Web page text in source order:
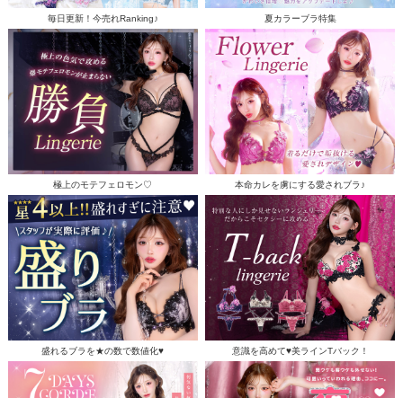
毎日更新！今売れRanking♪ 夏カラーブラ特集
極上のモテフェロモン♡ 本命カレを虜にする愛されブラ♪
盛れるブラを★の数で数値化♥ 意識を高めて♥美ラインTバック！